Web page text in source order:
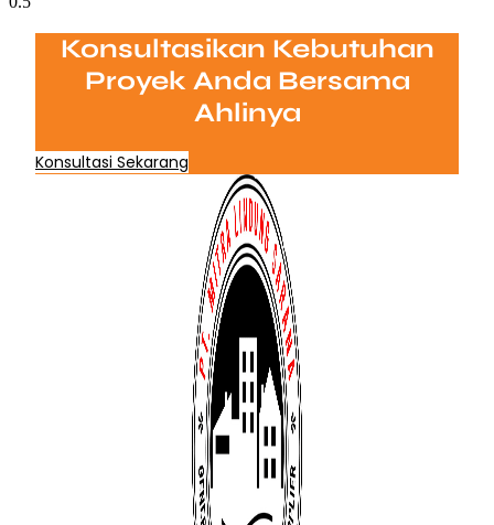
Konsultasikan Kebutuhan
Proyek Anda Bersama
Ahlinya
Konsultasi Sekarang